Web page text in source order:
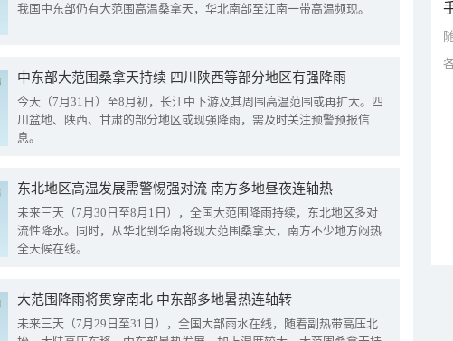
我国中东部仍有大范围高温桑拿天，华北南部至江南一带高温频现。
中东部大范围桑拿天持续 四川陕西等部分地区有强降雨
今天（7月31日）至8月初，长江中下游及其周围高温范围或再扩大。四
川盆地、陕西、甘肃的部分地区或现强降雨，需及时关注预警预报信
息。
东北地区高温发展需警惕强对流 南方多地昼夜连轴热
未来三天（7月30日至8月1日），全国大范围降雨持续，东北地区多对
流性降水。同时，从华北到华南将现大范围桑拿天，南方不少地方闷热
全天候在线。
大范围降雨将贯穿南北 中东部多地暑热连轴转
未来三天（7月29日至31日），全国大部雨水在线，随着副热带高压北